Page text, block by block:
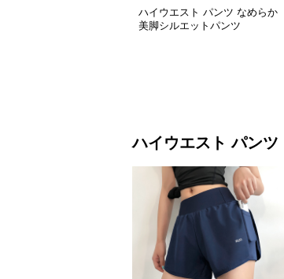
ハイウエスト パンツ なめらか
美脚シルエットパンツ
ハイウエスト パンツ